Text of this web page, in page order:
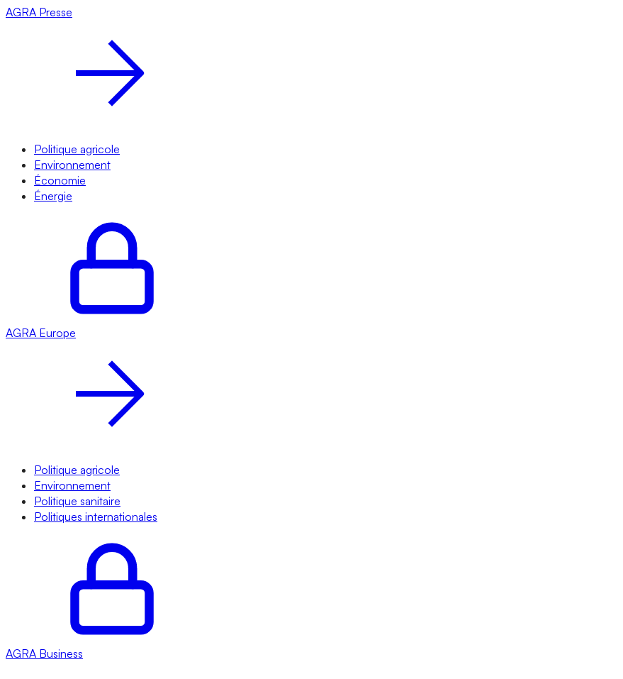
AGRA Presse
Politique agricole
Environnement
Économie
Énergie
AGRA Europe
Politique agricole
Environnement
Politique sanitaire
Politiques internationales
AGRA Business